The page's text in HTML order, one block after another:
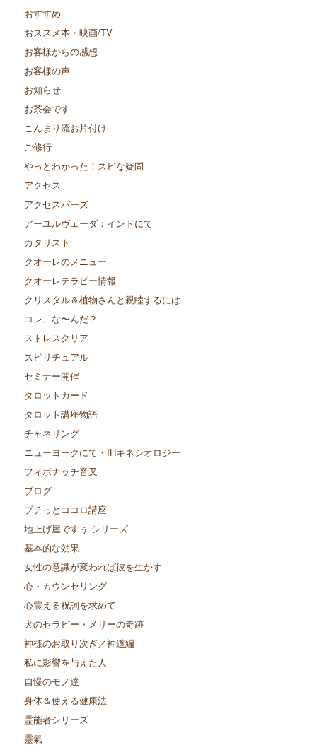
おすすめ
おススメ本・映画/TV
お客様からの感想
お客様の声
お知らせ
お茶会です
こんまり流お片付け
ご修行
やっとわかった！スピな疑問
アクセス
アクセスバーズ
アーユルヴェーダ：インドにて
カタリスト
クオーレのメニュー
クオーレテラピー情報
クリスタル＆植物さんと親睦するには
コレ、な〜んだ？
ストレスクリア
スピリチュアル
セミナー開催
タロットカード
タロット講座物語
チャネリング
ニューヨークにて・IHキネシオロジー
フィボナッチ音叉
ブログ
プチっとココロ講座
地上げ屋ですぅ シリーズ
基本的な効果
女性の意識が変われば彼を生かす
心・カウンセリング
心震える祝詞を求めて
犬のセラピー・メリーの奇跡
神様のお取り次ぎ／神道編
私に影響を与えた人
自慢のモノ達
身体＆使える健康法
霊能者シリーズ
靈氣